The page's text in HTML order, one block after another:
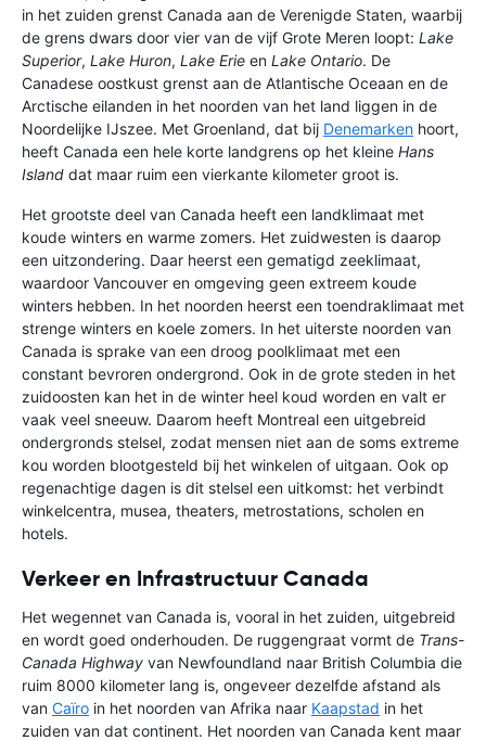
in het zuiden grenst Canada aan de Verenigde Staten, waarbij
de grens dwars door vier van de vijf Grote Meren loopt: Lake
Superior, Lake Huron, Lake Erie en Lake Ontario. De
Canadese oostkust grenst aan de Atlantische Oceaan en de
Arctische eilanden in het noorden van het land liggen in de
Noordelijke IJszee. Met Groenland, dat bij Denemarken hoort,
heeft Canada een hele korte landgrens op het kleine Hans
Island dat maar ruim een vierkante kilometer groot is.
Het grootste deel van Canada heeft een landklimaat met
koude winters en warme zomers. Het zuidwesten is daarop
een uitzondering. Daar heerst een gematigd zeeklimaat,
waardoor Vancouver en omgeving geen extreem koude
winters hebben. In het noorden heerst een toendraklimaat met
strenge winters en koele zomers. In het uiterste noorden van
Canada is sprake van een droog poolklimaat met een
constant bevroren ondergrond. Ook in de grote steden in het
zuidoosten kan het in de winter heel koud worden en valt er
vaak veel sneeuw. Daarom heeft Montreal een uitgebreid
ondergronds stelsel, zodat mensen niet aan de soms extreme
kou worden blootgesteld bij het winkelen of uitgaan. Ook op
regenachtige dagen is dit stelsel een uitkomst: het verbindt
winkelcentra, musea, theaters, metrostations, scholen en
hotels.
Verkeer en Infrastructuur Canada
Het wegennet van Canada is, vooral in het zuiden, uitgebreid
en wordt goed onderhouden. De ruggengraat vormt de Trans-
Canada Highway van Newfoundland naar British Columbia die
ruim 8000 kilometer lang is, ongeveer dezelfde afstand als
van Caïro in het noorden van Afrika naar Kaapstad in het
zuiden van dat continent. Het noorden van Canada kent maar